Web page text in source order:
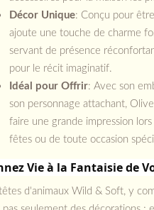
Décor Unique: Conçu pour
ajoute une touche de charme
servant de présence
pour le récit imaginatif.
Idéal pour Offrir: Avec son
son personnage attachant,
faire une grande impression
fêtes ou de toute occasion
Vie à la Fantaisie de
d'animaux Wild & Soft, y